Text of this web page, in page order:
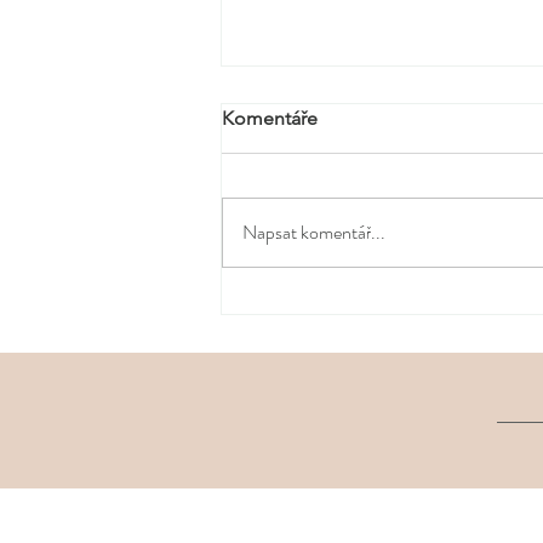
nové kolekce Martina
Komentáře
Napsat komentář...